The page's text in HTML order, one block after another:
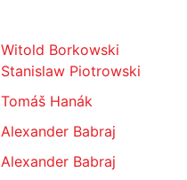
Witold Borkowski
Stanislaw Piotrowski
Tomáš Hanák
Alexander Babraj
Alexander Babraj